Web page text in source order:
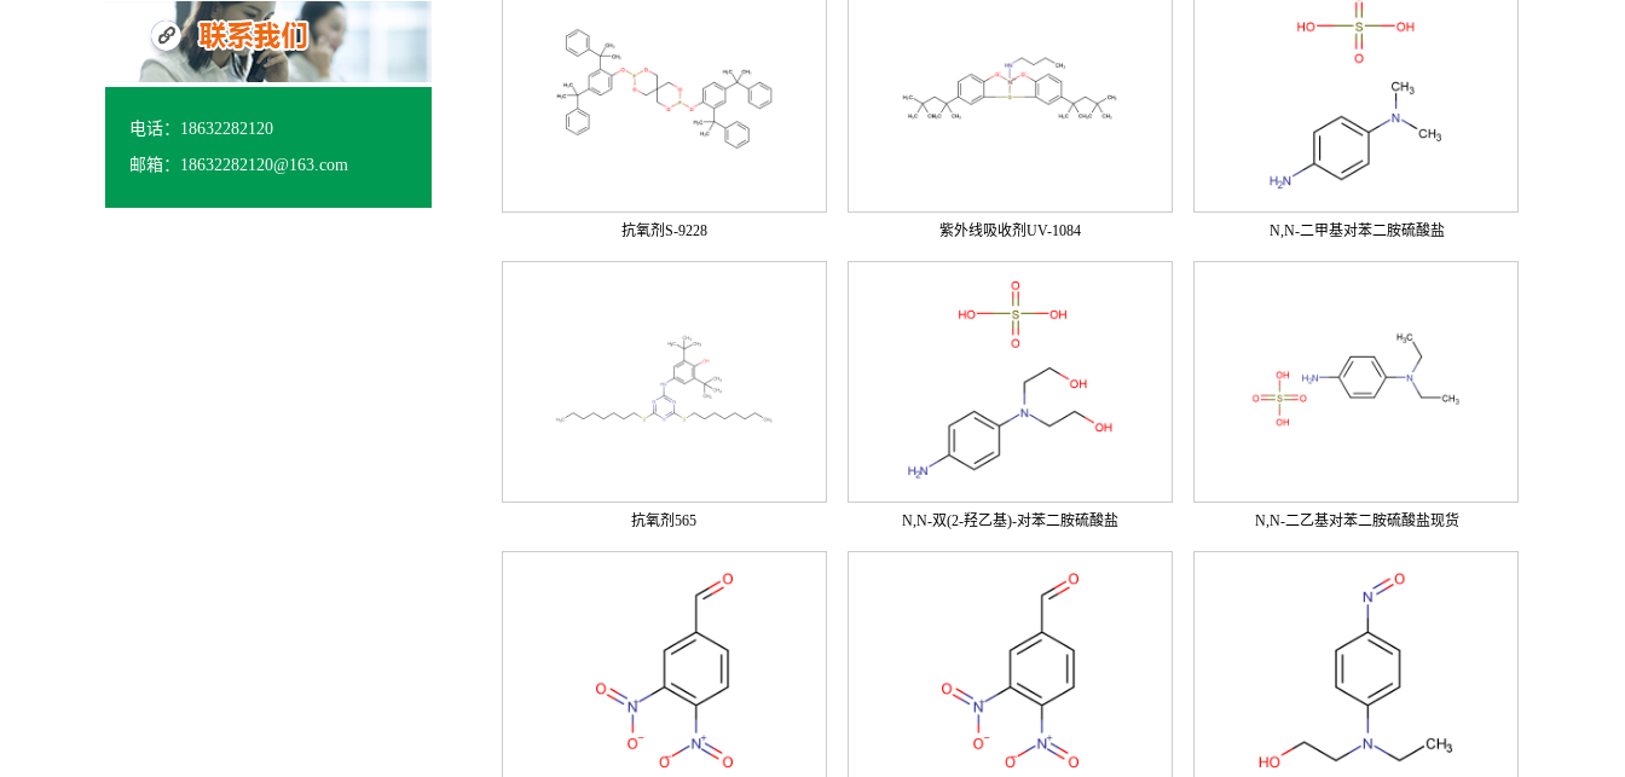
电话：18632282120
邮箱：18632282120@163.com
抗氧剂S-9228 紫外线吸收剂UV-1084 N,N-二甲基对苯二胺硫酸盐
抗氧剂565 N,N-双(2-羟乙基)-对苯二胺硫酸盐 N,N-二乙基对苯二胺硫酸盐现货